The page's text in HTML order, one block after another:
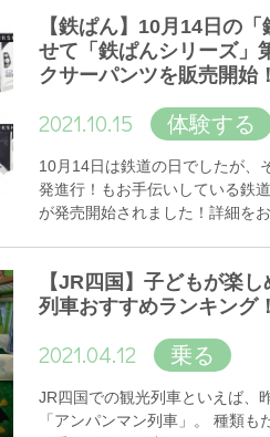
【鉄ぱん】10月14日の
せて「鉄ぱんシリーズ」
クサーパンツを販売開始
2021.10.15 体験する
10月14日は鉄道の日でしたが、
発進行！もお手伝いしている鉄
が発売開始されました！詳細をお
【JR四国】子どもが楽
列車おすすめランキング
2021.04.12 乗る
JR四国での観光列車といえば、
「アンパンマン列車」。 種類も